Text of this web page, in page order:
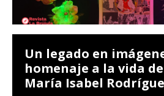
Un legado en
homenaje a la vida
María Isabel